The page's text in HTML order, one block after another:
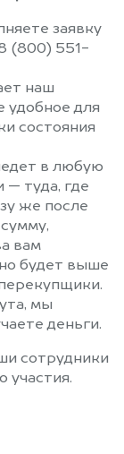
заявку
(800) 551-
наш
удобное для
состояния
в любую
— туда, где
же после
вам
будет выше
мы
деньги.
сотрудники
участия.